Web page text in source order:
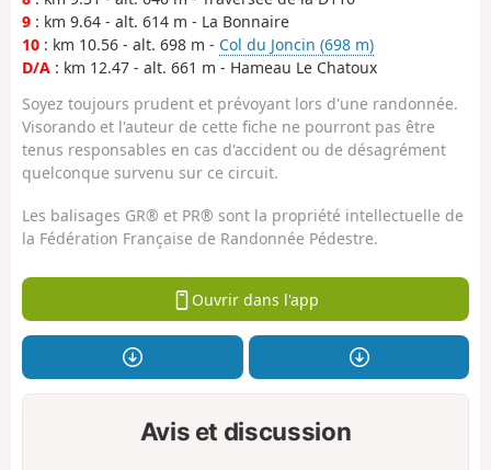
9 : km 9.64 - alt. 614 m - La Bonnaire
10 : km 10.56 - alt. 698 m - Col du Joncin (698 m)
D/A : km 12.47 - alt. 661 m - Hameau Le Chatoux
Soyez toujours prudent et prévoyant lors d'une randonnée.
Visorando et l'auteur de cette fiche ne pourront pas être
tenus responsables en cas d'accident ou de désagrément
quelconque survenu sur ce circuit.
Les balisages GR® et PR® sont la propriété intellectuelle de
la Fédération Française de Randonnée Pédestre.
Ouvrir dans l'app
Avis et discussion